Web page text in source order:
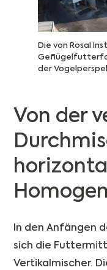
Die von Rosal
der
Von der
In den Anfängen
sich die
Vertikalmischer.